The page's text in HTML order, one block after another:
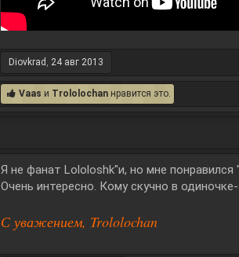
Diovkrad , 24 авг 2013
Vaas и Trololochan нравится это.
Я не фанат Lololoshk"и, но мне понравился "
Очень интересно. Кому скучно в
С уважением, Trololochan